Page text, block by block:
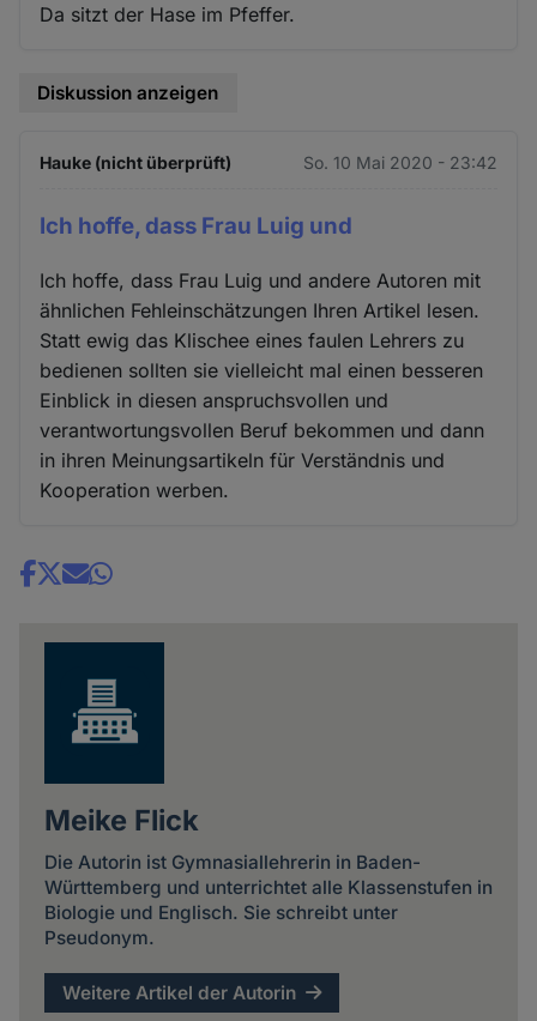
Da sitzt der Hase im Pfeffer.
Diskussion anzeigen
Hauke (nicht überprüft) So. 10 Mai 2020 - 23:42
Ich hoffe, dass Frau Luig und
Ich hoffe, dass Frau Luig und andere Autoren mit
ähnlichen Fehleinschätzungen Ihren Artikel lesen.
Statt ewig das Klischee eines faulen Lehrers zu
bedienen sollten sie vielleicht mal einen besseren
Einblick in diesen anspruchsvollen und
verantwortungsvollen Beruf bekommen und dann
in ihren Meinungsartikeln für Verständnis und
Kooperation werben.
Share
Meike Flick
Die Autorin ist Gymnasiallehrerin in Baden-
Württemberg und unterrichtet alle Klassenstufen in
Biologie und Englisch. Sie schreibt unter
Pseudonym.
Weitere Artikel der Autorin